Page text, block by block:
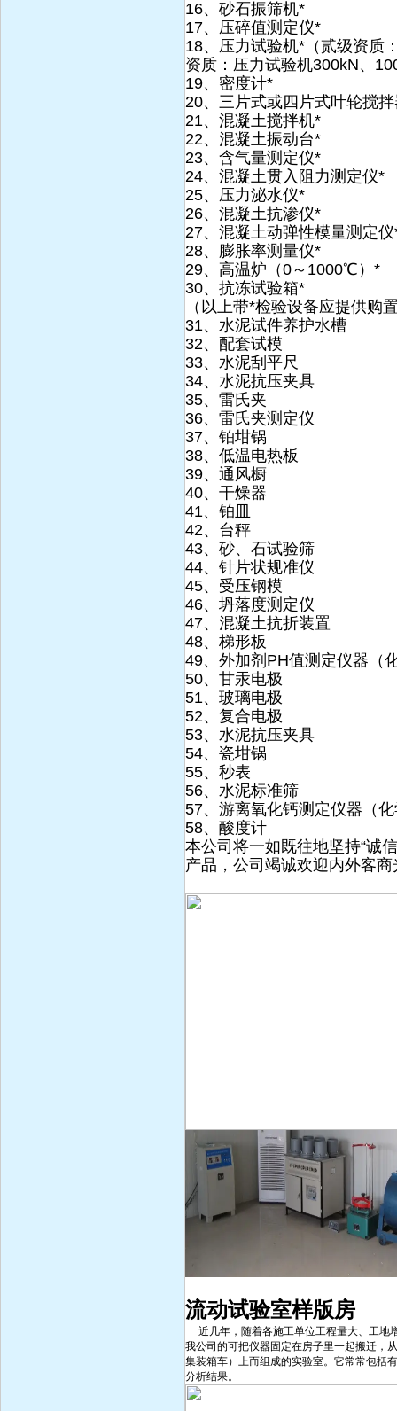
16、砂石振筛机*
17、压碎值测定仪*
18、压力试验机*（贰级资质
资质：压力试验机300kN、
19、密度计*
20、三片式或四片式叶轮搅
21、混凝土搅拌机*
22、混凝土振动台*
23、含气量测定仪*
24、混凝土贯入阻力测定仪*
25、压力泌水仪*
26、混凝土抗渗仪*
27、混凝土动弹性模量测定
28、膨胀率测量仪*
29、高温炉（0～1000℃）*
30、抗冻试验箱*
（以上带*检验设备应提供购
31、水泥试件养护水槽
32、配套试模
33、水泥刮平尺
34、水泥抗压夹具
35、雷氏夹
36、雷氏夹测定仪
37、铂坩锅
38、低温电热板
39、通风橱
40、干燥器
41、铂皿
42、台秤
43、砂、石试验筛
44、针片状规准仪
45、受压钢模
46、坍落度测定仪
47、混凝土抗折装置
48、梯形板
49、外加剂PH值测定仪器（
50、甘汞电极
51、玻璃电极
52、复合电极
53、水泥抗压夹具
54、瓷坩锅
55、秒表
56、水泥标准筛
57、游离氧化钙测定仪器（
58、酸度计
本公司将一如既往地坚持“诚
产品，公司竭诚欢迎内外客
流动试验室样版房
近几年，随着各施工单位工程量大、工地
我公司的可把仪器固定在房子里一起搬迁，
集装箱车）上而组成的实验室。它常常包括
分析结果。